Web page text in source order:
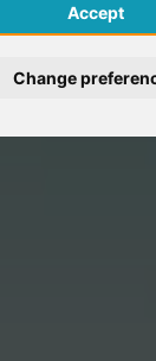
Accept
Change
English
Deutsch